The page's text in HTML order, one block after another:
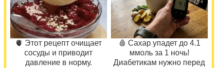
🫀 Этот рецепт очищает
сосуды и приводит
давление в норму.
🩸 Сахар упадет до 4.1
ммоль за 1 ночь!
Диабетикам нужно перед